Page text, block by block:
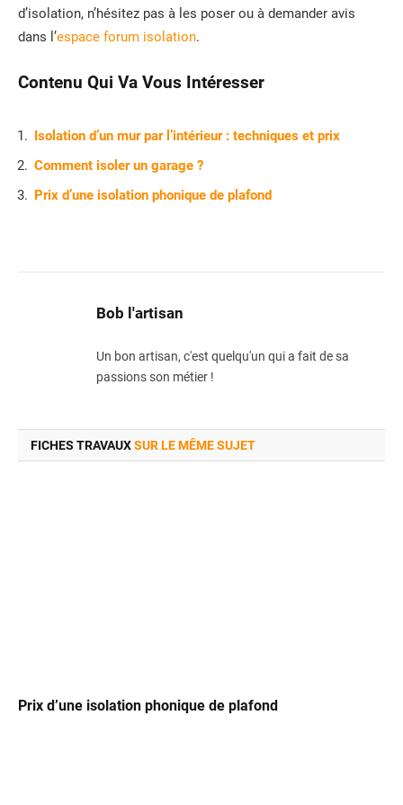
d’isolation, n’hésitez pas à les poser ou à demander avis
dans l’espace forum isolation.
Contenu Qui Va Vous Intéresser
Isolation d’un mur par l’intérieur : techniques et prix
Comment isoler un garage ?
Prix d’une isolation phonique de plafond
Bob l'artisan
Un bon artisan, c'est quelqu'un qui a fait de sa
passions son métier !
FICHES TRAVAUXSUR LE MÊME SUJET
Prix d’une isolation phonique de plafond